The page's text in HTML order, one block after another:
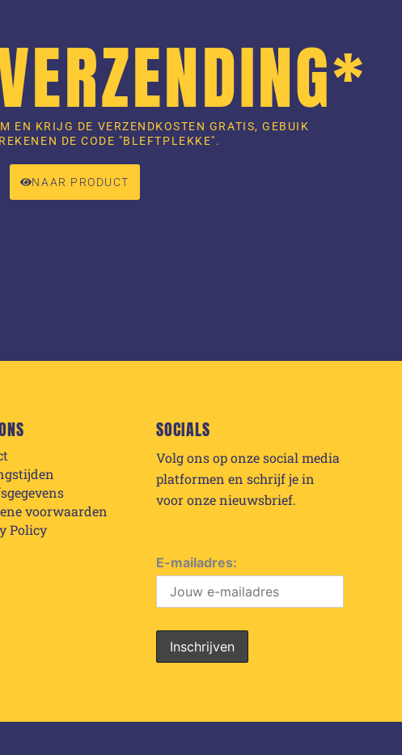
EN KRIJG DE VERZENDKOSTEN GRATIS, GEBUIK
DE CODE "BLEFTPLEKKE".
NAAR PRODUCT
voorwaarden
Policy
SOCIALS
Volg ons op onze social media
platformen en schrijf je in
voor onze nieuwsbrief.
E-mailadres: